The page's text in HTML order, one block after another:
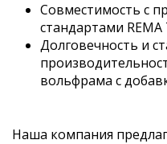
Совместимость с
стандартами REMA
Долговечность и
вольфрама с
Наша компания